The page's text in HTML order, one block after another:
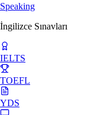
Speaking
İngilizce Sınavları
IELTS
TOEFL
YDS